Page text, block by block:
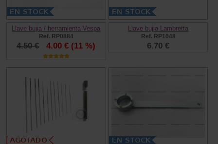
Llave bujia / herramienta Vespa
Ref. RP0884
4.50 € 4.00 € (11 %)
Llave bujia Lambretta
Ref. RP1048
6.70 €